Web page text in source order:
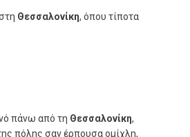
Θεσσαλονίκη, όπου τίποτα
πάνω από τη Θεσσαλονίκη,
πόλης σαν έρπουσα οµίχλη,